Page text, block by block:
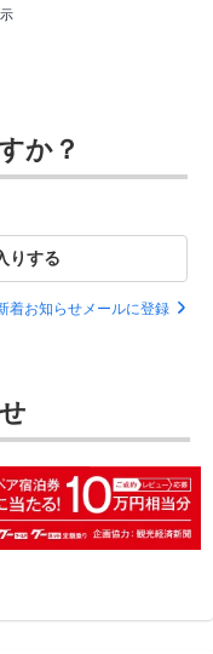
か？
りする
着お知らせメールに登録